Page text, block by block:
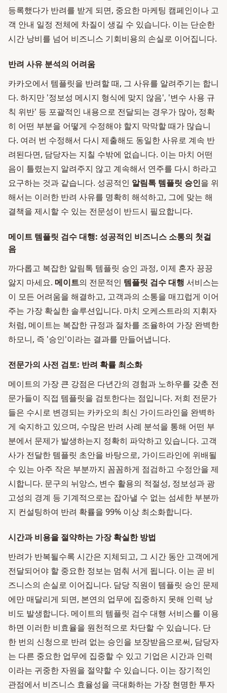
등록했다가 반려를 받게 되면, 중요한 마케팅 캠페인이나 고
객 안내 일정 전체에 차질이 생길 수 있습니다. 이는 단순한
시간 낭비를 넘어 비즈니스 기회비용의 손실로 이어집니다.
반려 사유 분석의 어려움
카카오에서 템플릿을 반려할 때, 그 사유를 알려주기는 합니
다. 하지만 '정보성 메시지 형식에 맞지 않음', '변수 사용 규
칙 위반' 등 포괄적인 내용으로 전달되는 경우가 많아, 정확
히 어떤 부분을 어떻게 수정해야 할지 막막할 때가 많습니
다. 여러 번 수정해서 다시 제출해도 동일한 사유로 계속 반
려된다면, 담당자는 지칠 수밖에 없습니다. 이는 마치 어떤
음이 틀렸는지 알려주지 않고 계속해서 연주를 다시 하라고
요구하는 것과 같습니다. 성공적인 알림톡 템플릿 승인을 위
해서는 이러한 반려 사유를 명확히 해석하고, 그에 맞는 해
결책을 제시할 수 있는 전문성이 반드시 필요합니다.
메이트 템플릿 검수 대행: 성공적인 비즈니스 소통의 첫걸
음
까다롭고 복잡한 알림톡 템플릿 승인 과정, 이제 혼자 끙끙
앓지 마세요. 메이트의 전문적인 템플릿 검수 대행 서비스는
이 모든 어려움을 해결하고, 고객과의 소통을 매끄럽게 이어
주는 가장 확실한 솔루션입니다. 마치 오케스트라의 지휘자
처럼, 메이트는 복잡한 규정과 절차를 조율하여 가장 완벽한
하모니, 즉 '승인'이라는 결과를 만들어냅니다.
전문가의 사전 검토: 반려 확률 최소화
메이트의 가장 큰 강점은 다년간의 경험과 노하우를 갖춘 전
문가들이 직접 템플릿을 검토한다는 점입니다. 저희 전문가
들은 수시로 변경되는 카카오의 최신 가이드라인을 완벽하
게 숙지하고 있으며, 수많은 반려 사례 분석을 통해 어떤 부
분에서 문제가 발생하는지 정확히 파악하고 있습니다. 고객
사가 전달한 템플릿 초안을 바탕으로, 가이드라인에 위배될
수 있는 아주 작은 부분까지 꼼꼼하게 점검하고 수정안을 제
시합니다. 문구의 뉘앙스, 변수 활용의 적절성, 정보성과 광
고성의 경계 등 기계적으로는 잡아낼 수 없는 섬세한 부분까
지 컨설팅하여 반려 확률을 99% 이상 최소화합니다.
시간과 비용을 절약하는 가장 확실한 방법
반려가 반복될수록 시간은 지체되고, 그 시간 동안 고객에게
전달되어야 할 중요한 정보는 멈춰 서게 됩니다. 이는 곧 비
즈니스의 손실로 이어집니다. 담당 직원이 템플릿 승인 문제
에만 매달리게 되면, 본연의 업무에 집중하지 못해 인력 낭
비도 발생합니다. 메이트의 템플릿 검수 대행 서비스를 이용
하면 이러한 비효율을 원천적으로 차단할 수 있습니다. 단
한 번의 신청으로 반려 없는 승인을 보장받음으로써, 담당자
는 다른 중요한 업무에 집중할 수 있고 기업은 시간과 인력
이라는 귀중한 자원을 절약할 수 있습니다. 이는 장기적인
관점에서 비즈니스 효율성을 극대화하는 가장 현명한 투자